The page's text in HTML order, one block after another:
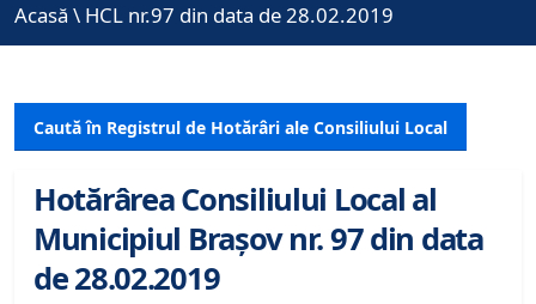
Acasă \ HCL nr.97 din data de 28.02.2019
Caută în Registrul de Hotărâri ale Consiliului Local
Hotărârea Consiliului Local al
Municipiul Brașov nr. 97 din data
de 28.02.2019